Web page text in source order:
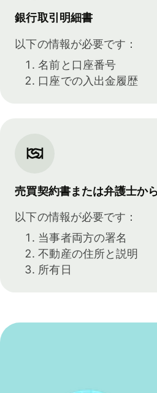
銀行取引明細書
以下の情報が必要です：
名前と口座番号
口座での入出金履歴
売買契約書または弁護士か
以下の情報が必要です：
当事者両方の署名
不動産の住所と説明
所有日